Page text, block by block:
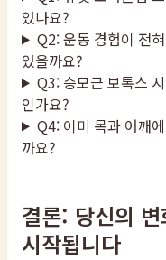
있나요?
Q2: 운동 경험이 전
있을까요?
Q3: 승모근 보톡스
인가요?
Q4: 이미 목과 어깨
까요?
결론: 당신의
시작됩니다